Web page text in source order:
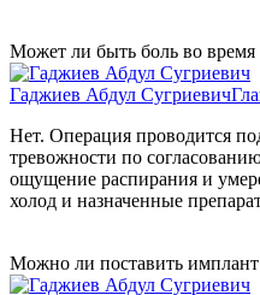
Может ли быть боль во время
Гаджиев Абдул Сугриевич
Нет. Операция проводится
тревожности по
ощущение распирания и
холод и назначенные
Можно ли поставить имплант